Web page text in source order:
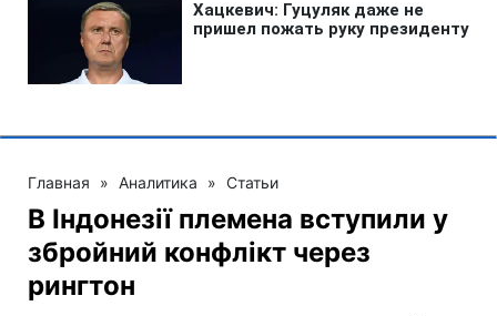
Главная » Аналитика » Статьи
В Індонезії племена вступили у
збройний конфлікт через
рингтон